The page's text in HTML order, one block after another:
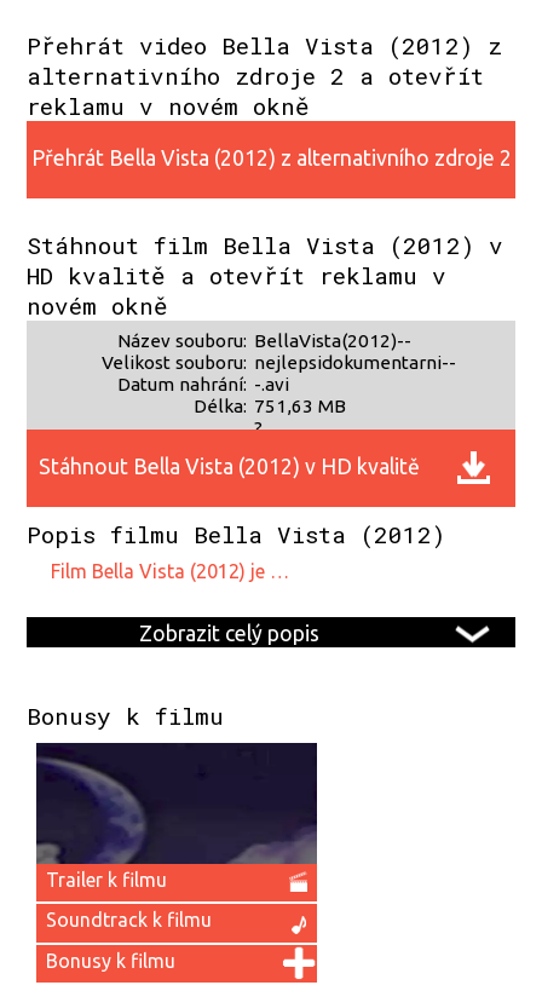
Přehrát video Bella Vista (2012) z
alternativního zdroje 2 a otevřít
reklamu v novém okně
Přehrát Bella Vista (2012) z alternativního zdroje 2
Stáhnout film Bella Vista (2012) v
HD kvalitě a otevřít reklamu v
novém okně
Název souboru:
Velikost souboru:
Datum nahrání:
Délka:
BellaVista(2012)--
nejlepsidokumentarni--
-.avi
751,63 MB
?
Stáhnout Bella Vista (2012) v HD kvalitě
Popis filmu Bella Vista (2012)
film Bella Vista (2012) je …
Zobrazit celý popis
Bonusy k filmu
Trailer k filmu
Soundtrack k filmu
Bonusy k filmu